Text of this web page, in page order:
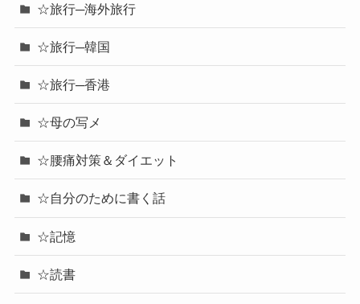
☆旅行─海外旅行
☆旅行─韓国
☆旅行─香港
☆母の写メ
☆腰痛対策＆ダイエット
☆自分のために書く話
☆記憶
☆読書